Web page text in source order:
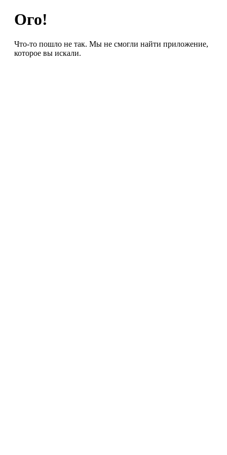
Ого!
Что-то пошло не так. Мы не смогли найти приложение,
которое вы искали.